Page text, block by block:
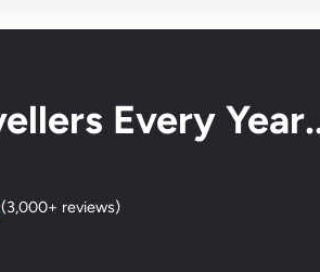
Every
(3,000+ reviews)